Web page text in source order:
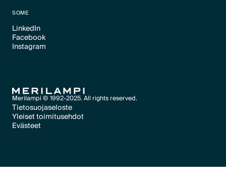
SOME
LinkedIn
Text Link
Facebook
Text Link
Instagram
Merilampi © 1992-2025. All rights reserved.
Tietosuojaseloste
Text Link
Yleiset toimitusehdot
Text Link
Evästeet